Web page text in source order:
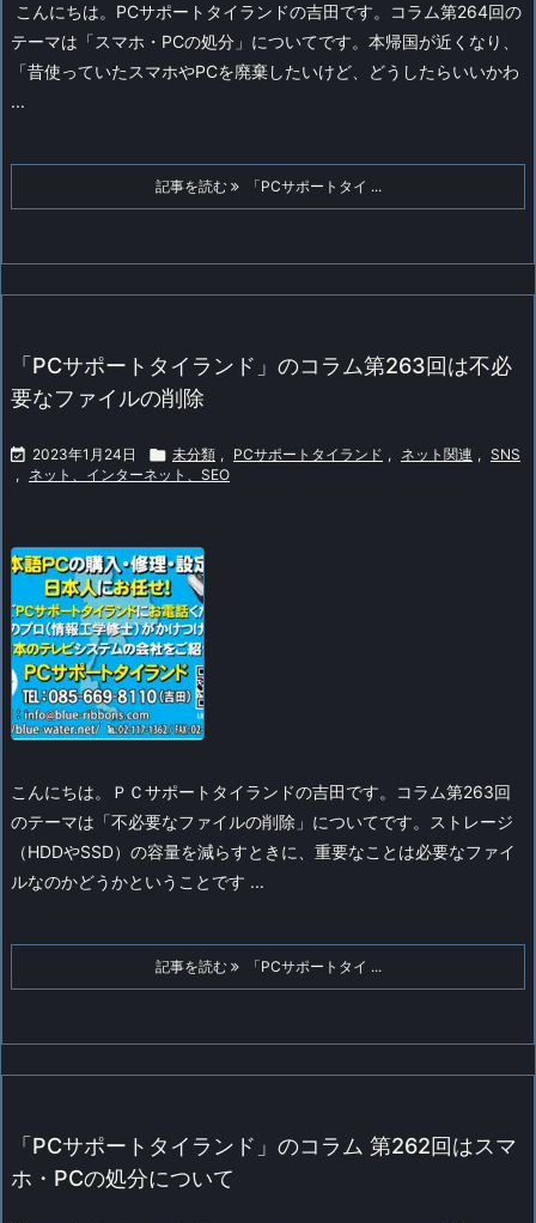
こんにちは。PCサポートタイランドの吉田です。
コラム第264回の
テーマは「スマホ・PCの処分」についてです。 本帰国が近くなり、
「昔使っていたスマホやPCを廃棄したいけど、どうしたらいいかわ
...
記事を読む 「PCサポートタイ ...
「PCサポートタイランド」のコラム第263回は不必
要なファイルの削除
 2023年1月24日  未分類 , PCサポートタイランド , ネット関連 , SNS
, ネット、インターネット、SEO
こんにちは。ＰＣサポートタイランドの吉田です。
コラム第263回
のテーマは「不必要なファイルの削除」についてです。
ストレージ
（HDDやSSD）の容量を減らすときに、重要なことは必要なファイ
ルなのかどうかということです ...
記事を読む 「PCサポートタイ ...
「PCサポートタイランド」のコラム 第262回はスマ
ホ・PCの処分について